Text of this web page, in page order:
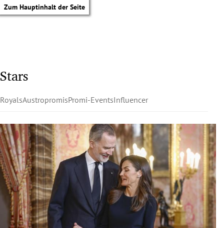
Zum Hauptinhalt der Seite
Untermenü
Stars
RoyalsAustropromisPromi-EventsInfluencer